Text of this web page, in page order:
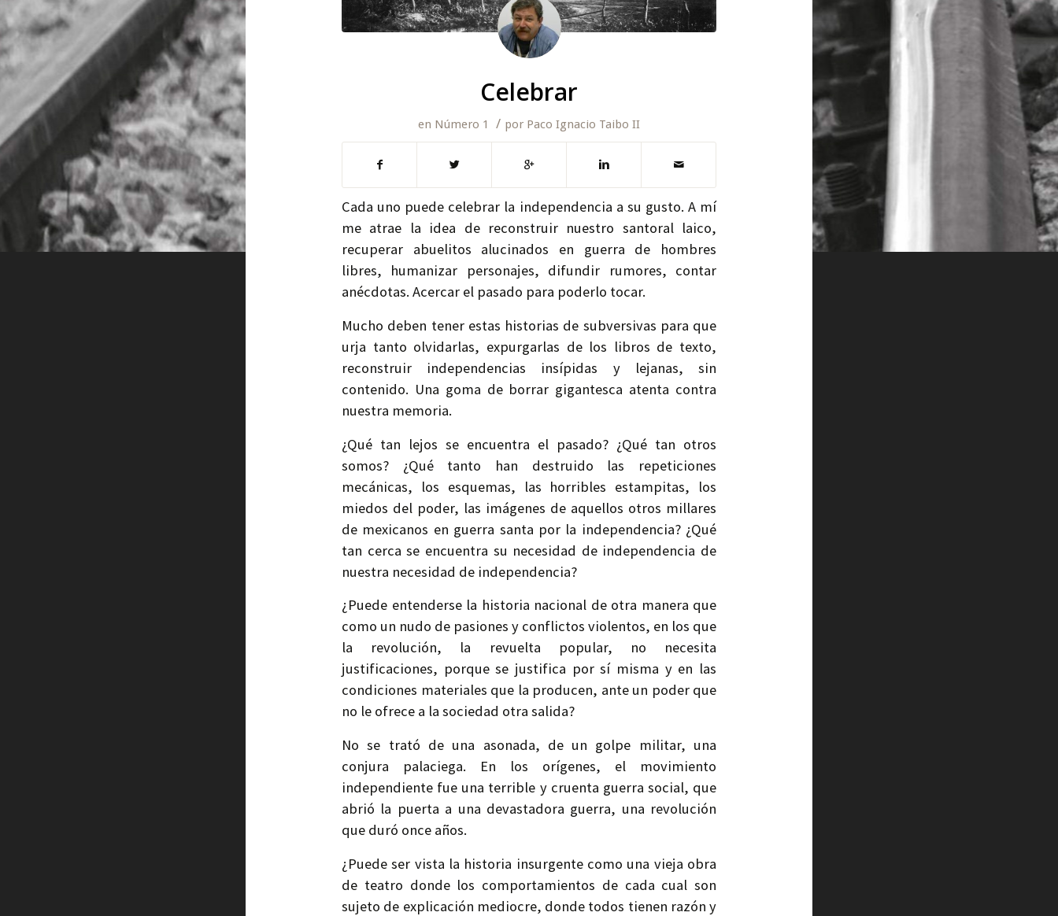
Celebrar
en Número 1 / por Paco Ignacio Taibo II
Cada uno puede celebrar la independencia a su gusto. A mí
me atrae la idea de reconstruir nuestro santoral laico,
recuperar abuelitos alucinados en guerra de hombres
libres, humanizar personajes, difundir rumores, contar
anécdotas. Acercar el pasado para poderlo tocar.
Mucho deben tener estas historias de subversivas para que
urja tanto olvidarlas, expurgarlas de los libros de texto,
reconstruir independencias insípidas y lejanas, sin
contenido. Una goma de borrar gigantesca atenta contra
nuestra memoria.
¿Qué tan lejos se encuentra el pasado? ¿Qué tan otros
somos? ¿Qué tanto han destruido las repeticiones
mecánicas, los esquemas, las horribles estampitas, los
miedos del poder, las imágenes de aquellos otros millares
de mexicanos en guerra santa por la independencia? ¿Qué
tan cerca se encuentra su necesidad de independencia de
nuestra necesidad de independencia?
¿Puede entenderse la historia nacional de otra manera que
como un nudo de pasiones y conflictos violentos, en los que
la revolución, la revuelta popular, no necesita
justificaciones, porque se justifica por sí misma y en las
condiciones materiales que la producen, ante un poder que
no le ofrece a la sociedad otra salida?
No se trató de una asonada, de un golpe militar, una
conjura palaciega. En los orígenes, el movimiento
independiente fue una terrible y cruenta guerra social, que
abrió la puerta a una devastadora guerra, una revolución
que duró once años.
¿Puede ser vista la historia insurgente como una vieja obra
de teatro donde los comportamientos de cada cual son
sujeto de explicación mediocre, donde todos tienen razón y